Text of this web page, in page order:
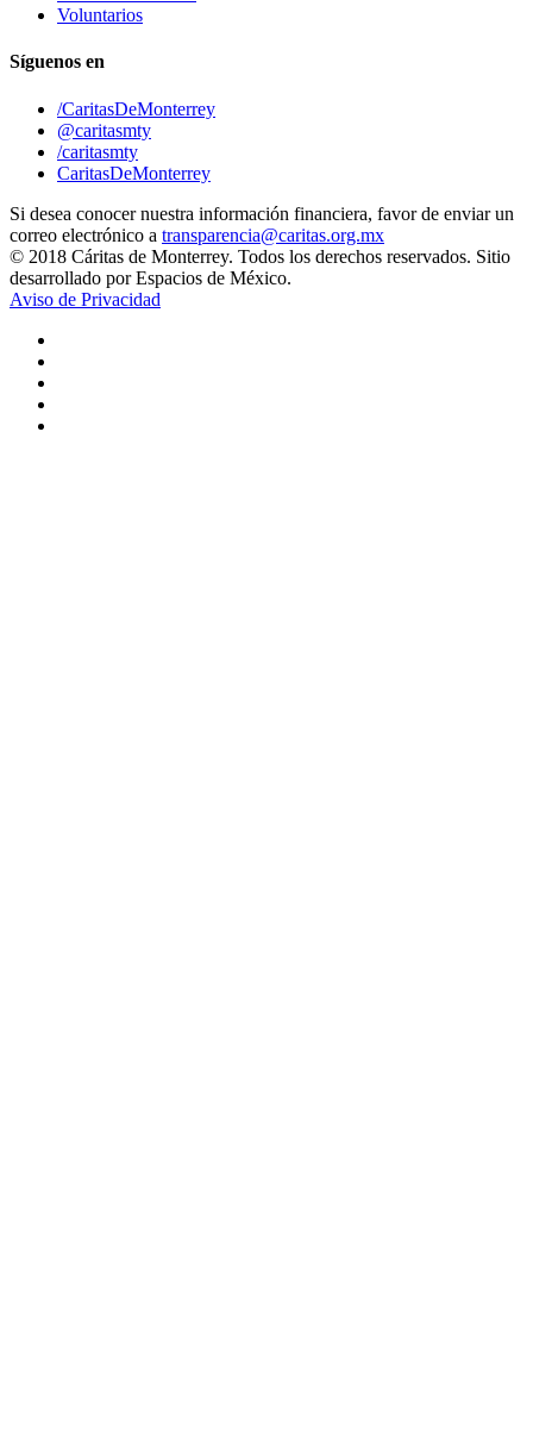
Voluntarios
Síguenos en
/CaritasDeMonterrey
@caritasmty
/caritasmty
CaritasDeMonterrey
Si desea conocer nuestra información financiera, favor de enviar un
correo electrónico a transparencia@caritas.org.mx
© 2018 Cáritas de Monterrey. Todos los derechos reservados. Sitio
desarrollado por Espacios de México.
Aviso de Privacidad